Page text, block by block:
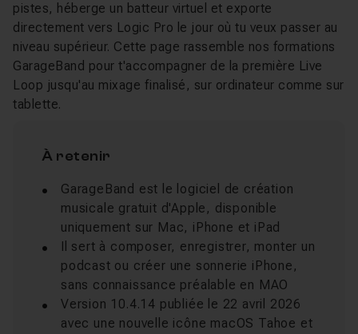
pistes, héberge un batteur virtuel et exporte
directement vers Logic Pro le jour où tu veux passer au
niveau supérieur. Cette page rassemble nos formations
GarageBand pour t'accompagner de la première Live
Loop jusqu'au mixage finalisé, sur ordinateur comme sur
tablette.
À retenir
GarageBand est le logiciel de création
musicale gratuit d'Apple, disponible
uniquement sur Mac, iPhone et iPad
Il sert à composer, enregistrer, monter un
podcast ou créer une sonnerie iPhone,
sans connaissance préalable en MAO
Version 10.4.14 publiée le 22 avril 2026
avec une nouvelle icône macOS Tahoe et